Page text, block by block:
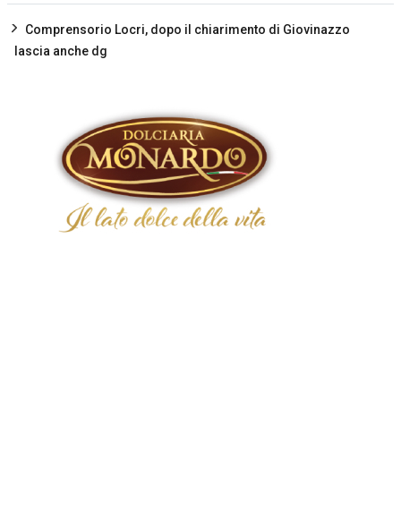
Comprensorio Locri, dopo il chiarimento di Giovinazzo
lascia anche dg